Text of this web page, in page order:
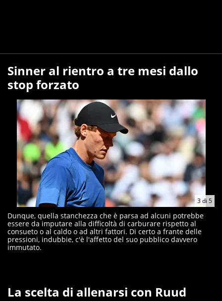
Sinner al rientro a tre mesi dallo
stop forzato
3di 5
Dunque, quella stanchezza che è parsa ad alcuni potrebbe
essere da imputare alla difficoltà di carburare rispetto al
consueto o al caldo o ad altri fattori. Di certo a frante delle
pressioni, indubbie, c'è l'affetto del suo pubblico davvero
immutato.
La scelta di allenarsi con Ruud